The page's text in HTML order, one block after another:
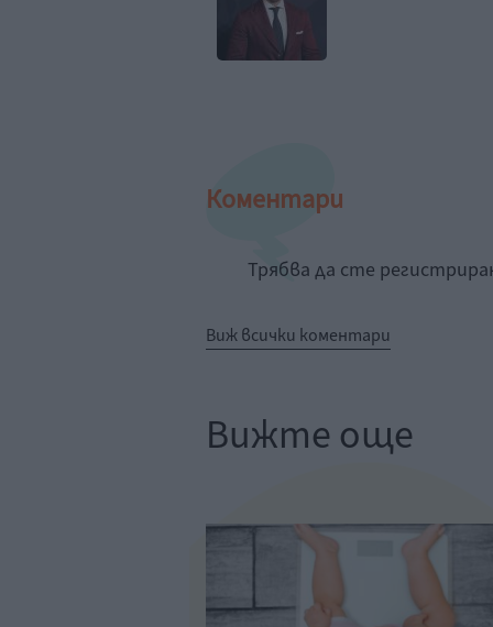
Коментари
Трябва да сте
Виж всички коментари
Вижте още